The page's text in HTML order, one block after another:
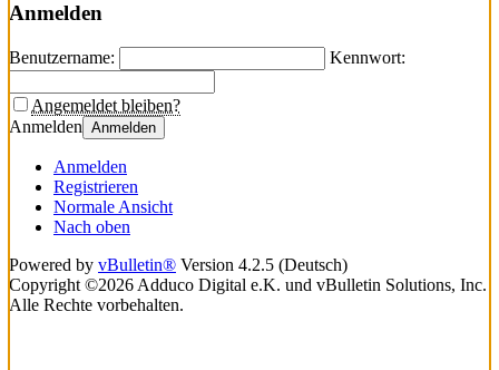
Anmelden
Benutzername: Kennwort:
Angemeldet bleiben?
Anmelden Anmelden
Anmelden
Registrieren
Normale Ansicht
Nach oben
Powered by vBulletin® Version 4.2.5 (Deutsch)
Copyright ©2026 Adduco Digital e.K. und vBulletin Solutions, Inc.
Alle Rechte vorbehalten.